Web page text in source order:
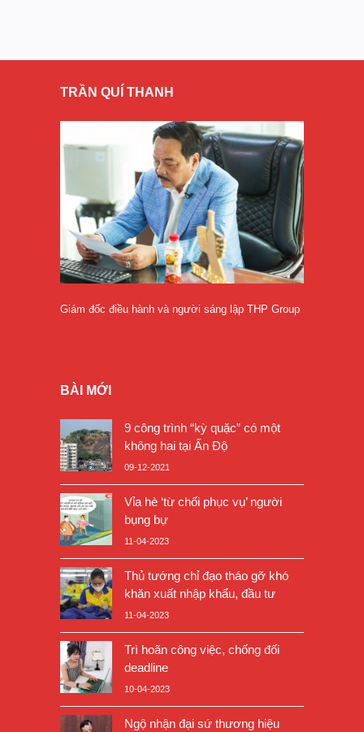
TRẦN QUÍ THANH
Giám đốc điều hành và người sáng lập THP Group
BÀI MỚI
9 công trình “kỳ quặc” có một
không hai tại Ấn Độ
09-12-2021
Vỉa hè ‘từ chối phục vụ’ người
bụng bự
11-04-2023
Thủ tướng chỉ đạo tháo gỡ khó
khăn xuất nhập khẩu, đầu tư
11-04-2023
Trì hoãn công việc, chống đối
deadline
10-04-2023
Ngộ nhận đại sứ thương hiệu